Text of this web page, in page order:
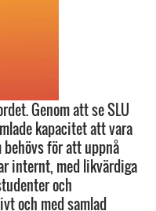
Genom att se SLU
kapacitet att vara
för att uppnå
internt, med likvärdiga
och
och med samlad